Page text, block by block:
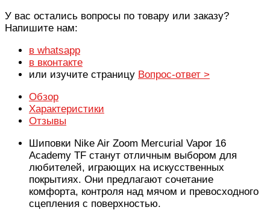
У вас остались вопросы по товару или заказу?
Напишите нам:
в whatsapp
в вконтакте
или изучите страницу Вопрос-ответ >
Обзор
Характеристики
Отзывы
Шиповки Nike Air Zoom Mercurial Vapor 16
Academy TF станут отличным выбором для
любителей, играющих на искусственных
покрытиях. Они предлагают сочетание
комфорта, контроля над мячом и превосходного
сцепления с поверхностью.